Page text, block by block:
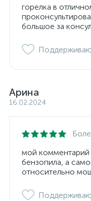
горелка в
большое за
Арина
16.02.2024
мой комментарий
бензопила, а
относительно